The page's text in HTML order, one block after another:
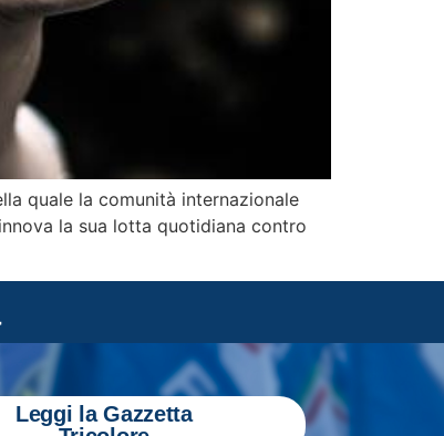
quale la comunità internazionale
la sua lotta quotidiana contro
Leggi la Gazzetta